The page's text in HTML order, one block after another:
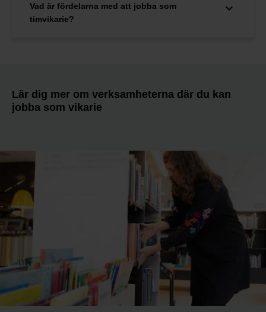
Vad är fördelarna med att jobba som
timvikarie?
Lär dig mer om verksamheterna där du kan
jobba som vikarie